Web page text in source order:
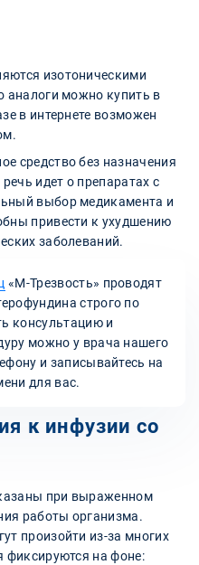
изотоническими
аналоги можно купить в
в интернете возможен
средство без назначения
идет о препаратах с
выбор медикамента и
привести к ухудшению
заболеваний.
«‎М-Трезвость» проводят
строго по
консультацию и
можно у врача нашего
и записывайтесь на
для вас.
к инфузии со
при выраженном
работы организма.
произойти из-за многих
фиксируются на фоне: